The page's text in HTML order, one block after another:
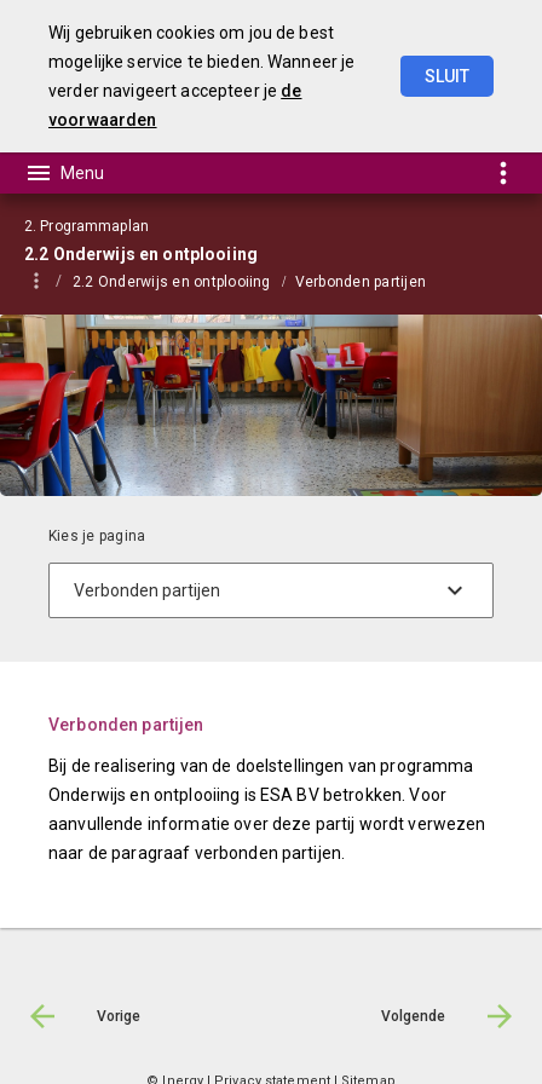
Wij gebruiken cookies om jou de best
mogelijke service te bieden. Wanneer je
verder navigeert accepteer je de
voorwaarden
SLUIT
2. Programmaplan
2.2 Onderwijs en ontplooiing
2.2 Onderwijs en ontplooiing Verbonden partijen
Verbonden partijen
Bij de realisering van de doelstellingen van programma
Onderwijs en ontplooiing is ESA BV betrokken. Voor
aanvullende informatie over deze partij wordt verwezen
naar de paragraaf verbonden partijen.
Vorige Volgende
© Inergy | Privacy statement| Sitemap